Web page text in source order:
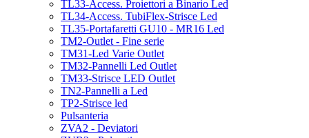
TL33-Access. Proiettori a Binario Led
TL34-Access. TubiFlex-Strisce Led
TL35-Portafaretti GU10 - MR16 Led
TM2-Outlet - Fine serie
TM31-Led Varie Outlet
TM32-Pannelli Led Outlet
TM33-Strisce LED Outlet
TN2-Pannelli a Led
TP2-Strisce led
Pulsanteria
ZVA2 - Deviatori